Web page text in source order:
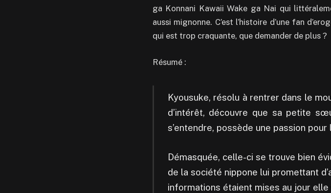
ga Konnani Kawaii Wake ga Nai qui
aussi mignonne. C’est l’histoire d’une fan
qui est trop craquante, que demander de plus ?
Résumé :
Kyousuke, résolu à rentrer dans le
d’intérêt, découvre que sa petite
s’entendre, possède une passion
Démasquée, celle-ci se trouve bien
de la société nippone lui promettant
informations étaient mises au jour